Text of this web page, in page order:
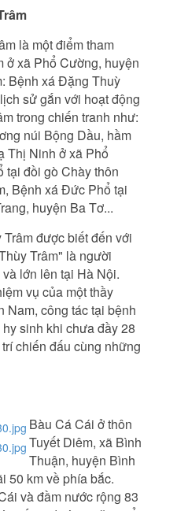
là một điểm tham
ở xã Phổ Cường, huyện
Bệnh xá Đặng Thuỳ
sử gắn với hoạt động
trong chiến tranh như:
núi Bộng Dầu, hầm
Thị Ninh ở xã Phổ
đồi gò Chày thôn
Bệnh xá Đức Phổ tại
huyện Ba Tơ...
được biết đến với
Trâm" là người
lớn lên tại Hà Nội.
vụ của một thầy
Nam, công tác tại bệnh
sinh khi chưa đầy 28
chiến đấu cùng những
Bàu Cá Cái ở thôn
Tuyết Diêm, xã Bình
Thuận, huyện Bình
50 km về phía bắc.
và đầm nước rộng 83